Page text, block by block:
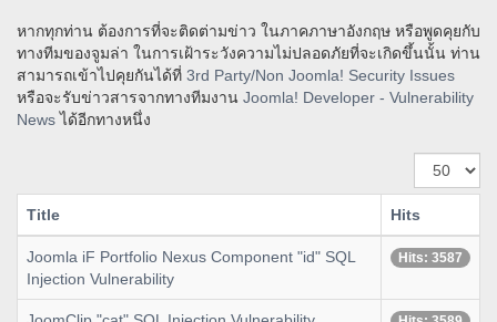
หากทุกท่าน ต้องการที่จะติดต่ามข่าว ในภาคภาษาอังกฤษ หรือพูดคุยกับ
ทางทีมของจูมล่า ในการเฝ้าระวังความไม่ปลอดภัยที่จะเกิดขึ้นนั้น ท่าน
สามารถเข้าไปคุยกันได้ที่ 3rd Party/Non Joomla! Security Issues
หรือจะรับข่าวสารจากทางทีมงาน Joomla! Developer - Vulnerability
Newsได้อีกทางหนึ่ง
Display
#
Title
Hits
Joomla iF Portfolio Nexus Component "id" SQL
Injection Vulnerability
Hits: 3587